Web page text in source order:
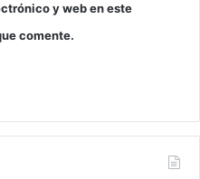
y web en este
comente.